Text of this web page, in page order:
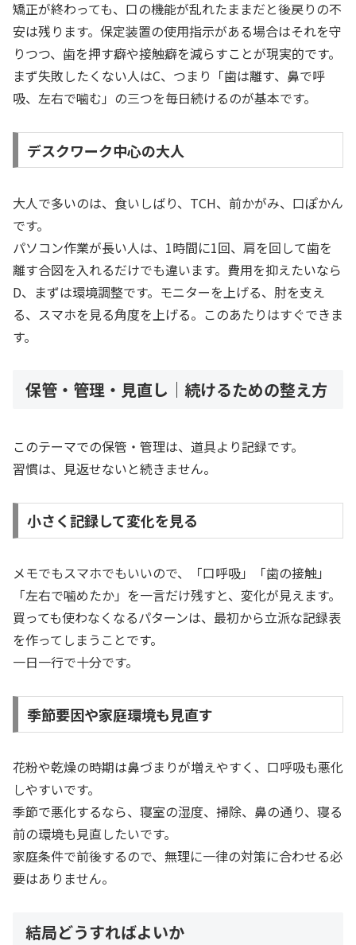
矯正が終わっても、口の機能が乱れたままだと後戻りの不
安は残ります。保定装置の使用指示がある場合はそれを守
りつつ、歯を押す癖や接触癖を減らすことが現実的です。
まず失敗したくない人はC、つまり「歯は離す、鼻で呼
吸、左右で噛む」の三つを毎日続けるのが基本です。
デスクワーク中心の大人
大人で多いのは、食いしばり、TCH、前かがみ、口ぽかん
です。
パソコン作業が長い人は、1時間に1回、肩を回して歯を
離す合図を入れるだけでも違います。費用を抑えたいなら
D、まずは環境調整です。モニターを上げる、肘を支え
る、スマホを見る角度を上げる。このあたりはすぐできま
す。
保管・管理・見直し｜続けるための整え方
このテーマでの保管・管理は、道具より記録です。
習慣は、見返せないと続きません。
小さく記録して変化を見る
メモでもスマホでもいいので、「口呼吸」「歯の接触」
「左右で噛めたか」を一言だけ残すと、変化が見えます。
買っても使わなくなるパターンは、最初から立派な記録表
を作ってしまうことです。
一日一行で十分です。
季節要因や家庭環境も見直す
花粉や乾燥の時期は鼻づまりが増えやすく、口呼吸も悪化
しやすいです。
季節で悪化するなら、寝室の湿度、掃除、鼻の通り、寝る
前の環境も見直したいです。
家庭条件で前後するので、無理に一律の対策に合わせる必
要はありません。
結局どうすればよいか